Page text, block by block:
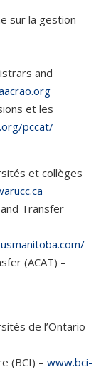
sur la gestion
and
et les
pccat/
et collèges
Transfer
(ACAT) –
de l’Ontario
(BCI) – www.bci-